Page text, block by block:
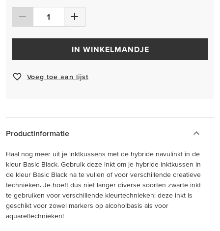
IN WINKELMANDJE
Voeg toe aan lijst
Productinformatie
Haal nog meer uit je inktkussens met de hybride navulinkt in de
kleur Basic Black. Gebruik deze inkt om je hybride inktkussen in
de kleur Basic Black na te vullen of voor verschillende creatieve
technieken. Je hoeft dus niet langer diverse soorten zwarte inkt
te gebruiken voor verschillende kleurtechnieken: deze inkt is
geschikt voor zowel markers op alcoholbasis als voor
aquareltechnieken!